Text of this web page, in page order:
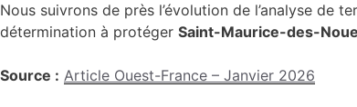
Nous suivrons de près l’évolution de l’analyse de
détermination à protéger Saint-Maurice-des-
Source : Article Ouest-France – Janvier 2026